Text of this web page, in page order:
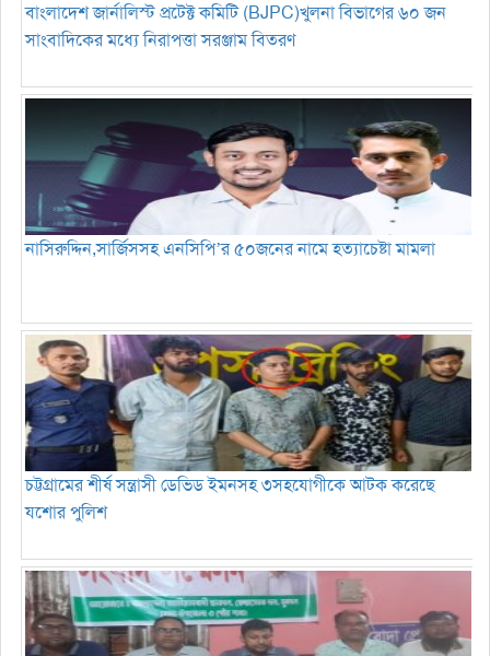
বাংলাদেশ জার্নালিস্ট প্রটেক্ট কমিটি (BJPC)খুলনা বিভাগের ৬০ জন
সাংবাদিকের মধ্যে নিরাপত্তা সরঞ্জাম বিতরণ
নাসিরুদ্দিন,সার্জিসসহ এনসিপি’র ৫০জনের নামে হত্যাচেষ্টা মামলা
চট্টগ্রামের শীর্ষ সন্ত্রাসী ডেভিড ইমনসহ ৩সহযোগীকে আটক করেছে
যশোর পুলিশ